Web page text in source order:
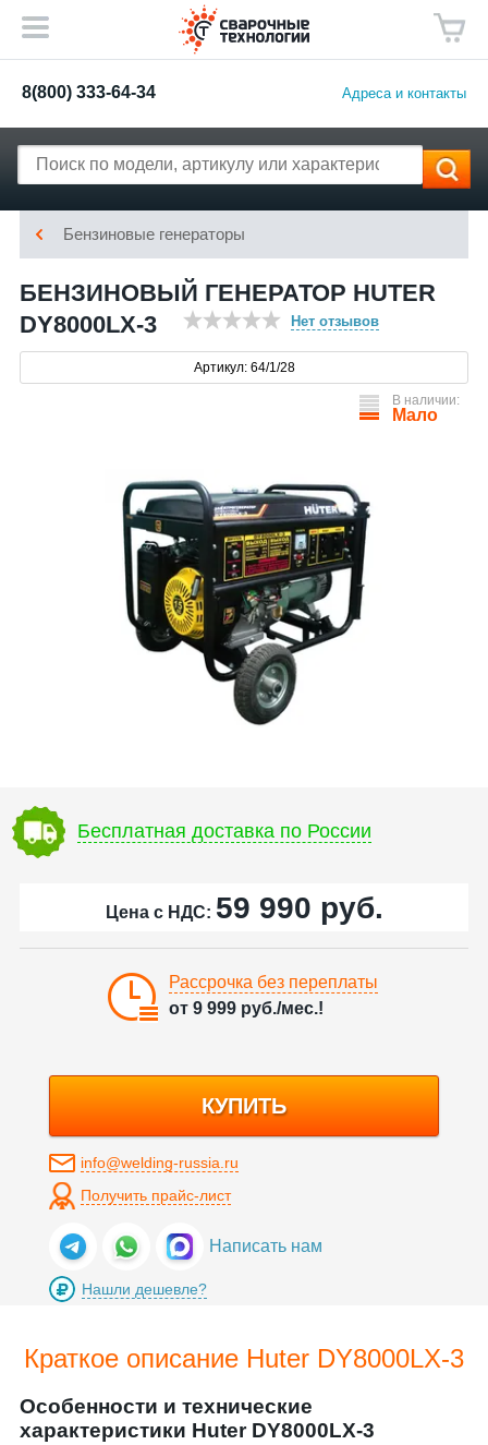
8(800) 333-64-34 Адреса и контакты
Бензиновые генераторы
БЕНЗИНОВЫЙ ГЕНЕРАТОР HUTER
DY8000LX-3
Нет отзывов
Артикул: 64/1/28
В наличии:
Мало
Бесплатная доставка по России
Цена с НДС: 59 990 руб.
Рассрочка без переплаты
от 9 999 руб./мес.!
КУПИТЬ
info@welding-russia.ru
Получить прайс-лист
Написать нам
Нашли дешевле?
Краткое описание Huter DY8000LX-3
Особенности и технические
характеристики Huter DY8000LX-3